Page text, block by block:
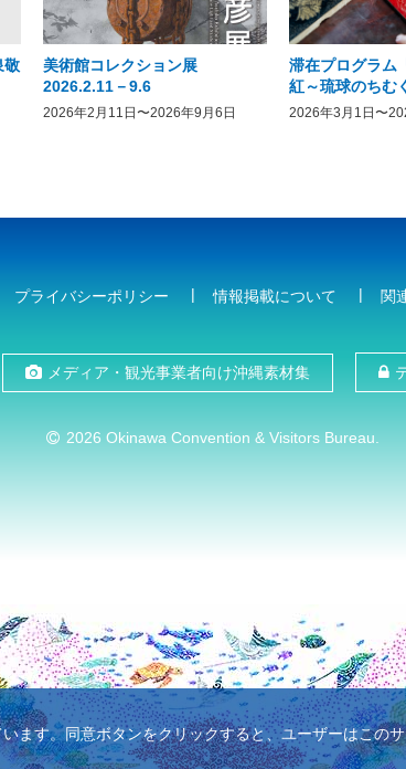
敬
美術館コレクション展
2026.2.11－9.6
2026年2月11日〜2026年9月6日
滞在プログラム
紅～琉球のちむ
2026年3月1日〜
プライバシーポリシー 情報掲載について 関
メディア・観光事業者向け沖縄素材集
2026 Okinawa Convention & Visitors Bureau.
ます。同意ボタンをクリックすると、ユーザーはこの